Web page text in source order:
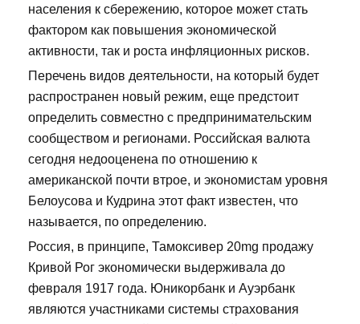
населения к сбережению, которое может стать
фактором как повышения экономической
активности, так и роста инфляционных рисков.
Перечень видов деятельности, на который будет
распространен новый режим, еще предстоит
определить совместно с предпринимательским
сообществом и регионами. Российская валюта
сегодня недооценена по отношению к
американской почти втрое, и экономистам уровня
Белоусова и Кудрина этот факт известен, что
называется, по определению.
Россия, в принципе, Тамоксивер 20mg продажу
Кривой Рог экономически выдерживала до
февраля 1917 года. Юникорбанк и Ауэрбанк
являются участниками системы страхования